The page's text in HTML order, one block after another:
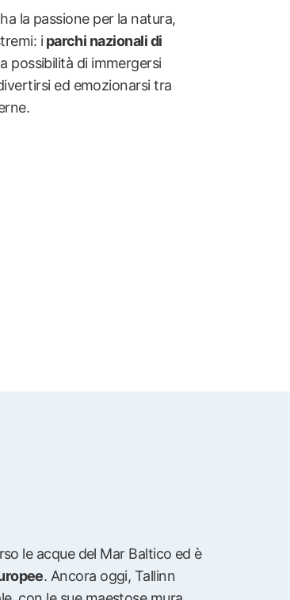
la passione per la natura,
i parchi nazionali di
possibilità di immergersi
ed emozionarsi tra
le acque del Mar Baltico ed è
. Ancora oggi, Tallinn